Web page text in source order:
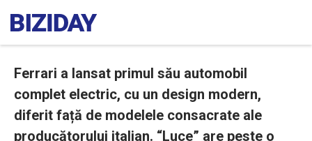
Ferrari a lansat primul său automobil
complet electric, cu un design modern,
diferit față de modelele consacrate ale
producătorului italian. “Luce” are peste o